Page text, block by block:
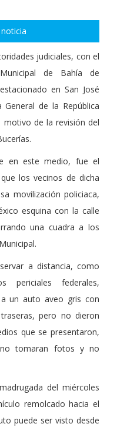
judiciales, con el
de Bahía de
en San José
de la República
de la revisión del
en este medio, fue el
los vecinos de dicha
movilización policiaca,
esquina con la calle
una cuadra a los
a distancia, como
periciales federales,
un auto aveo gris con
pero no dieron
que se presentaron,
tomaran fotos y no
del miércoles
remolcado hacia el
puede ser visto desde